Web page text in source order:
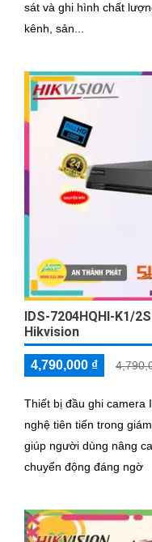
sát và ghi hình chất lượng cao. Với khả
kênh, sản...
IDS-7204HQHI-K1/
Hikvision
4,790,000 ₫
Thiết bị đầu ghi camera
nghệ tiên tiến trong giám sát an ninh.
giúp người dùng nâng
chuyển động đáng ngờ